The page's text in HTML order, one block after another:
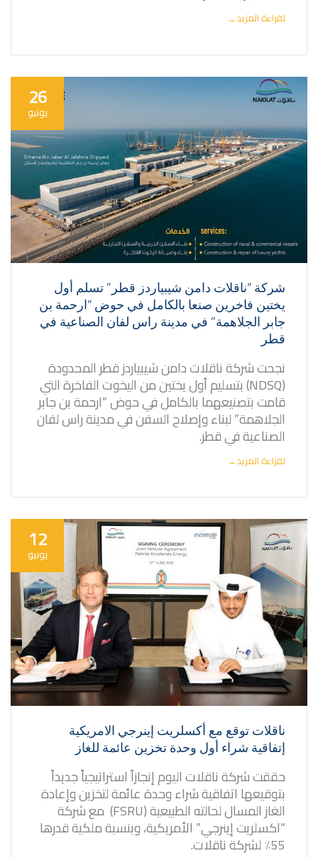
لقراءة المزيد→
26
يونيو
شركة “ناقلات دامن شيبياردز قطر” تسلم أول
يختين فاخرين صنعا بالكامل في حوض “ارحمة بن
جابر الجلاهمة” في مدينة راس لفان الصناعية في
قطر
نجحت شركة ناقلات دامن شيبياردز قطر المحدودة
(NDSQ) بتسليم أول يختين من اليخوت الفاخرة التي
قامت بتصنيعهما بالكامل في حوض “ارحمة بن جابر
الجلاهمة” لبناء وإصلاح السفن في مدينة راس لفان
الصناعية في قطر.
لقراءة المزيد→
12
يونيو
ناقلات توقع مع أكسلريت إينرجي الامريكية
إتفاقية شراء أول وحدة تخزين عائمة للغاز
حققت شركة ناقلات اليوم إنجازاً استراتيجياً جديداً
بتوقيعها اتفاقية شراء وحدة عائمة لتخزين وإعادة
الغاز المسال لحالته الطبيعية (FSRU) مع شركة
“اكسلريت إينرجي” الأمريكية، وبنسبة ملكية قدرها
55٪ لشركة ناقلات.